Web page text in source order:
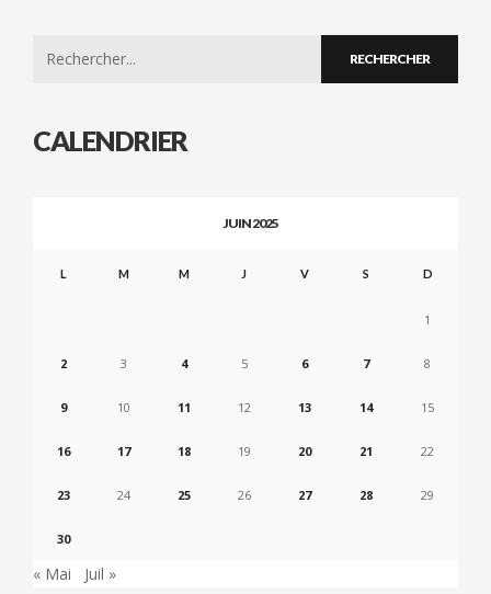
CALENDRIER
JUIN 2025
L M M J V S D
1
2 3 4 5 6 7 8
9 10 11 12 13 14 15
16 17 18 19 20 21 22
23 24 25 26 27 28 29
30
« Mai Juil »